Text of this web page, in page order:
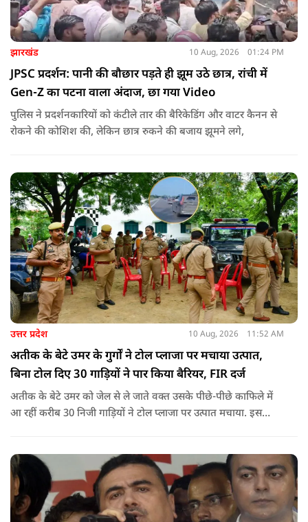
झारखंड 10 Aug, 2026 01:24 PM
JPSC प्रदर्शन: पानी की बौछार पड़ते ही झूम उठे छात्र, रांची में
Gen-Z का पटना वाला अंदाज, छा गया Video
पुलिस ने प्रदर्शनकारियों को कंटीले तार की बैरिकेडिंग और वाटर कैनन से
रोकने की कोशिश की, लेकिन छात्र रुकने की बजाय झूमने लगे,
उत्तर प्रदेश 10 Aug, 2026 11:52 AM
अतीक के बेटे उमर के गुर्गों ने टोल प्लाजा पर मचाया उत्पात,
बिना टोल दिए 30 गाड़ियों ने पार किया बैरियर, FIR दर्ज
अतीक के बेटे उमर को जेल से ले जाते वक्त उसके पीछे-पीछे काफिले में
आ रहीं करीब 30 निजी गाड़ियों ने टोल प्लाजा पर उत्पात मचाया. इस